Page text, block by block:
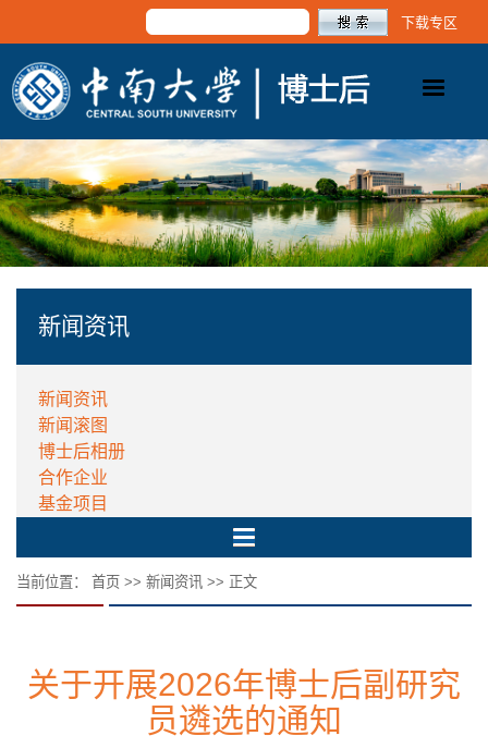
下载专区
新闻资讯
新闻资讯
新闻滚图
博士后相册
合作企业
基金项目
当前位置： 首页 >> 新闻资讯 >> 正文
关于开展2026年博士后副研究
员遴选的通知